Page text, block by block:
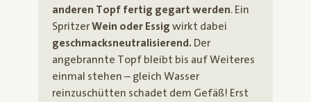
anderen Topf fertig gegart werden. Ein
SpritzerWein oder Essig wirkt dabei
geschmacksneutralisierend. Der
angebrannte Topf bleibt bis auf Weiteres
einmal stehen – gleich Wasser
reinzuschütten schadet dem Gefäß! Erst